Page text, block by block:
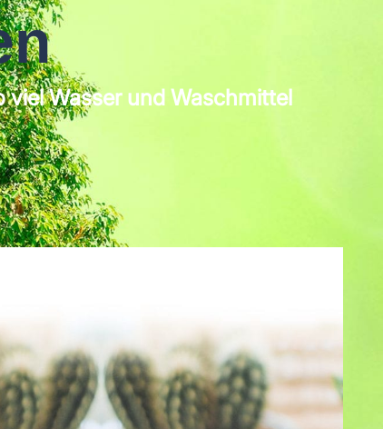
Wasser und Waschmittel